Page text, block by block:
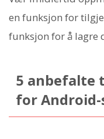
en funksjon for
funksjon for å lagre
5 anbefalte
for